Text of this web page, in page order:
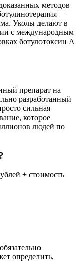
методов
—
Уколы делают в
с международным
ботулотоксин А
препарат на
разработанный
сильная
которое
людей по
+ стоимость
определить,